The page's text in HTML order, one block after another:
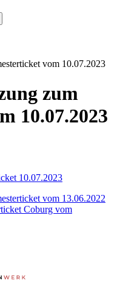
vom 10.07.2023
zum
10.07.2023
10.07.2023
vom 13.06.2022
Coburg vom